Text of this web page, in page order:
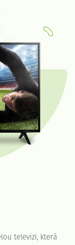
televizi, která